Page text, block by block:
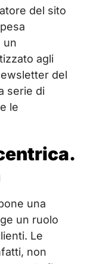
del sito
un
agli
del
serie di
le
una
un ruolo
Le
non